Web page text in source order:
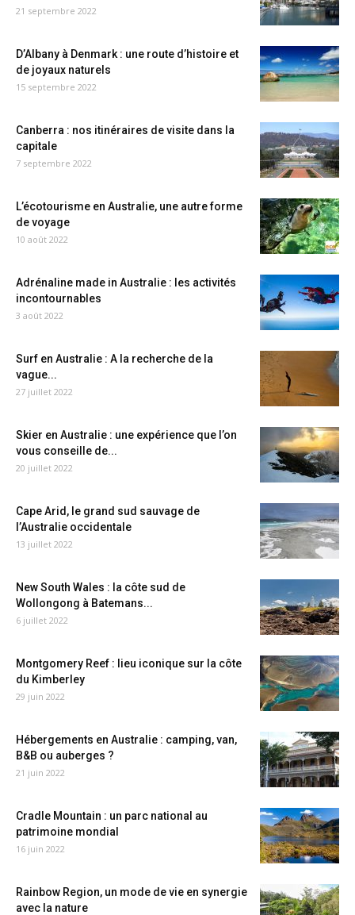
21 septembre 2022
D’Albany à Denmark : une route d’histoire et
de joyaux naturels
15 septembre 2022
Canberra : nos itinéraires de visite dans la
capitale
7 septembre 2022
L’écotourisme en Australie, une autre forme
de voyage
10 août 2022
Adrénaline made in Australie : les activités
incontournables
3 août 2022
Surf en Australie : A la recherche de la
vague...
27 juillet 2022
Skier en Australie : une expérience que l’on
vous conseille de...
20 juillet 2022
Cape Arid, le grand sud sauvage de
l’Australie occidentale
13 juillet 2022
New South Wales : la côte sud de
Wollongong à Batemans...
6 juillet 2022
Montgomery Reef : lieu iconique sur la côte
du Kimberley
29 juin 2022
Hébergements en Australie : camping, van,
B&B ou auberges ?
21 juin 2022
Cradle Mountain : un parc national au
patrimoine mondial
16 juin 2022
Rainbow Region, un mode de vie en synergie
avec la nature